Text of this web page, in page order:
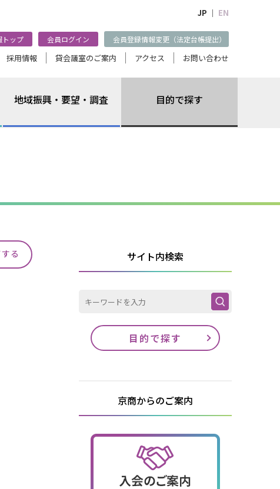
JP ｜ EN
トップ 会員ログイン 会員登録情報変更（法定台帳提出）
採用情報 貸会議室のご案内 アクセス お問い合わせ
地域振興・要望・調査 目的で探す
る サイト内検索
目的で探す
京商からのご案内